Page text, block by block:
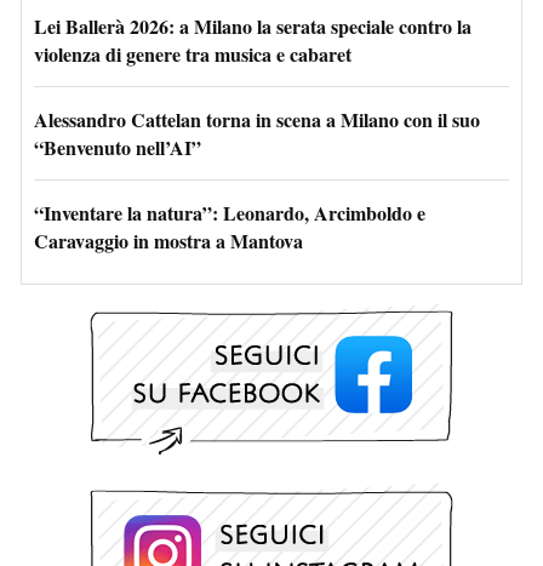
Lei Ballerà 2026: a Milano la serata speciale contro la
violenza di genere tra musica e cabaret
Alessandro Cattelan torna in scena a Milano con il suo
“Benvenuto nell’AI”
“Inventare la natura”: Leonardo, Arcimboldo e
Caravaggio in mostra a Mantova